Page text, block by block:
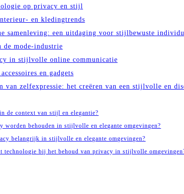
op privacy en stijl
en kledingtrends
samenleving: een uitdaging voor stijlbewuste
mode-industrie
in stijlvolle online communicatie
en gadgets
van zelfexpressie: het creëren van een stijlvolle en
de context van stijl en elegantie?
worden behouden in stijlvolle en elegante omgevingen?
belangrijk in stijlvolle en elegante omgevingen?
technologie bij het behoud van privacy in stijlvolle